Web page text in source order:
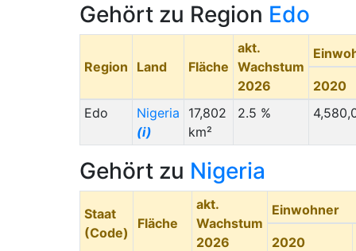
Gehört zu Region Edo
Region Land Fläche
akt.
Wachstum
2026
2020
Edo
Nigeria
(i)
17,802
km²
2.5 %
Gehört zu Nigeria
Staat
(Code)
Fläche
akt.
Wachstum
2026
Einwohner
2020